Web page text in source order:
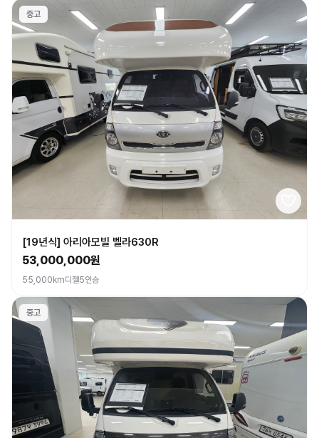
중고
[19년식] 아리아모빌 벨라630R
53,000,000원
55,000km디젤5인승
중고